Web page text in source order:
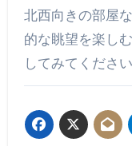
北西向きの部屋
的な眺望を楽し
してみてください